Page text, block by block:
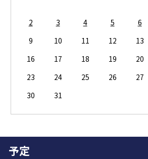
2
3 4 5 6
9
10 11 12 13
16
17 18 19 20
23
24 25 26 27
30
31
予定